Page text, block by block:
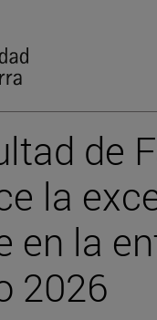
de
la
en la
2026